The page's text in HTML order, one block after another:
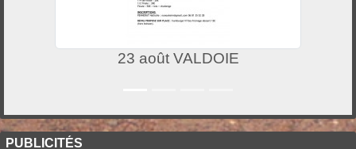
23 août VALDOIE
PUBLICITÉS